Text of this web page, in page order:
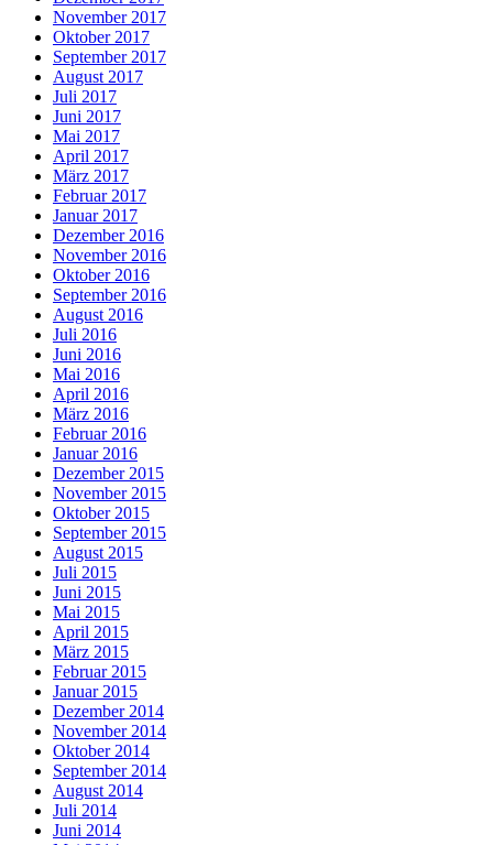
November 2017
Oktober 2017
September 2017
August 2017
Juli 2017
Juni 2017
Mai 2017
April 2017
März 2017
Februar 2017
Januar 2017
Dezember 2016
November 2016
Oktober 2016
September 2016
August 2016
Juli 2016
Juni 2016
Mai 2016
April 2016
März 2016
Februar 2016
Januar 2016
Dezember 2015
November 2015
Oktober 2015
September 2015
August 2015
Juli 2015
Juni 2015
Mai 2015
April 2015
März 2015
Februar 2015
Januar 2015
Dezember 2014
November 2014
Oktober 2014
September 2014
August 2014
Juli 2014
Juni 2014